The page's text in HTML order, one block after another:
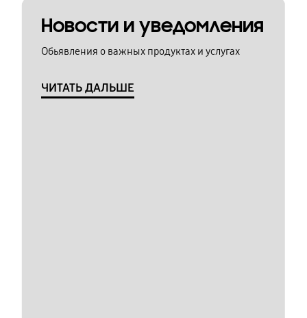
Новости и уведомления
Обьявления о важных продуктах и услугах
ЧИТАТЬ ДАЛЬШЕ